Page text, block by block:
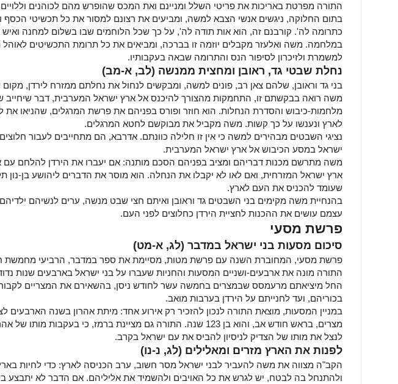
התורה מפרטת באריכות את פריטי השלל ומניינם ואת המכס שהופרש מהם לכוהנים
בתום החלוקה, ניגשים אנשי הצבא למשה, ומביעים את רצונם למסור את כל תכשיטי הכסף
כתרומה לה'. קורבנם זה, הוא אות תודה לה', על כך שכל הלוחמים שבו בשלום למחנה
במלחמה. משה ואלעזר מקבלים יוזמה זו בברכה, ומביאים את כל תרומת התכשיטים לאוהל
למשמרת ולזיכרון לסיפור הנס והתרומה שבאה בעקבותיו.
נחלת שבטי גד, ראובן ומחצית ממנשה (לב, א-מב)
בני גד וראובן, שלהם צאן רב, פונים למשה, ומבקשים לנחול את נחלתם ממזרח לירדן,
משה רואה בבקשתם זו, התחמקות מהצורך להיכנס אל ארץ ישראל המערבית, דבר שיחייב
מלחמות-כיבוש והסדרת הנחלות. הוא חוזר ופורס בפניהם את פרשת המרגלים, שהניאו
לארץ ונענשו על כך קשות. משה מקביל את מבוקשם לחטא המרגלים.
נציגי השבטים מבהירים למשה כי אין זו חלילה כוונתם. אדרבא, הם מתחייבים לעבור
ישראל במסע הכיבוש אל ארץ ישראל המערבית.
משה מתרשם מכנות דבריהם ומציב בפניהם הסכם מותנה: אם יעברו את הירדן להלחם עם
ארץ ישראל המזרחית, ואם לאו לא יקבלו את הנחלה. הוא מוסר את הדברים ליהושע בן-נון
שעומד להכניס את העם לארץ.
בהנחיית משה מקימים בני השבטים גד וראובן ואיתם חצי שבט מנשה, ערים לנשיהם
עצמם עושים את ההכנות לחציית הירדן כחלוצים לפני העם.
פרשת מסעי
סיכום מסעות בני ישראל במדבר (לג, א-מט)
פרשת מסעי, המחוברת השנה עם פרשת מטות, מסיימת את ספר במדבר, הרביעי מחמשת
התורה מונה את ארבעים-ושניים המסעות והחניות שעברו על בני ישראל בארבעים שנות
החל מיציאתם מרעמסס שבמצרים בחמשה עשר לחודש ניסן, בהשאירם את המצריים
בכוריהם, ועד לחנייתם על הירדן בערבות מואב.
במניין המסעות, מוצאת התורה לנכון להזכיר רק אירוע אחד: מיתת אהרון בשנה הארבעים
מצרים, בראש חודש אב, והוא בן 123 שנה. התורה גם מציינת ברמז, כי בעקבות
לנצל את מותו של הצדיק לניסיון להביס את עם ישראל בקרב.
לפנות את הארץ מזרים ומאלילים (לג, נ-נו)
הקב"ה מצווה את משה להעביר לבני ישראל מסר חשוב, ערב הכניסה לארץ: כדי לחיות
ולהתנחל בה לבטח, יש לגרש את כל האויבים ולהשמיד את אליליהם. אם הדבר לא יתבצע